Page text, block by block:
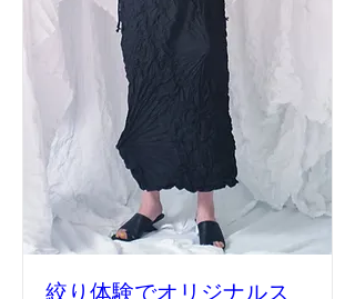
絞り体験でオリジナルス